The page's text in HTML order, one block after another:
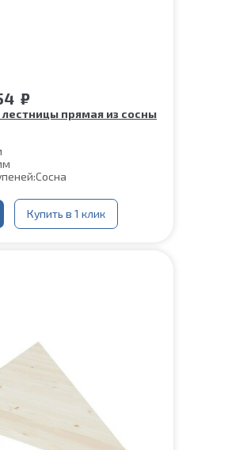
₽
лестницы прямая из сосны
Сосна
Купить в 1 клик